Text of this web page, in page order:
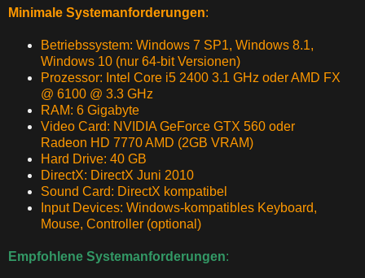
Minimale Systemanforderungen:
Betriebssystem: Windows 7 SP1, Windows 8.1,
Windows 10 (nur 64-bit Versionen)
Prozessor: Intel Core i5 2400 3.1 GHz oder AMD FX
@ 6100 @ 3.3 GHz
RAM: 6 Gigabyte
Video Card: NVIDIA GeForce GTX 560 oder
Radeon HD 7770 AMD (2GB VRAM)
Hard Drive: 40 GB
DirectX: DirectX Juni 2010
Sound Card: DirectX kompatibel
Input Devices: Windows-kompatibles Keyboard,
Mouse, Controller (optional)
Empfohlene Systemanforderungen: